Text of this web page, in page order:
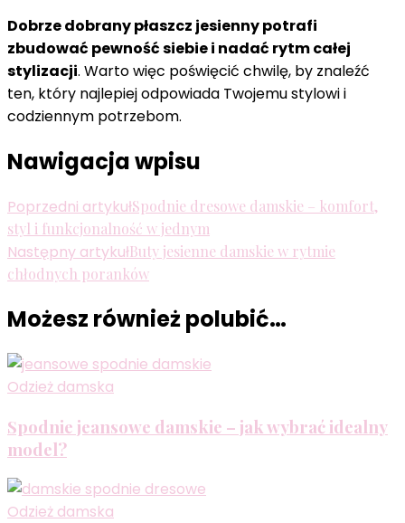
Dobrze dobrany płaszcz jesienny potrafi
zbudować pewność siebie i nadać rytm całej
stylizacji. Warto więc poświęcić chwilę, by znaleźć
ten, który najlepiej odpowiada Twojemu stylowi i
codziennym potrzebom.
Nawigacja wpisu
Poprzedni artykułSpodnie dresowe damskie – komfort,
styl i funkcjonalność w jednym
Następny artykułButy jesienne damskie w rytmie
chłodnych poranków
Możesz również polubić…
Odzież damska
Spodnie jeansowe damskie – jak wybrać idealny
model?
Odzież damska